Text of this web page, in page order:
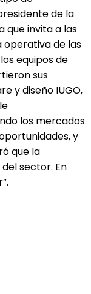
de la
que invita a las
operativa de las
equipos de
sus
y diseño IUGO,
los mercados
y
que la
sector. En